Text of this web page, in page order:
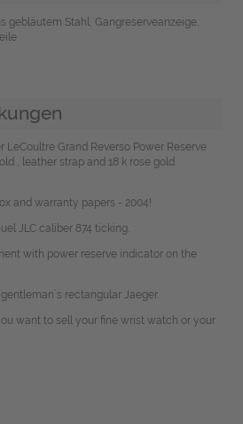
gebläutem Stahl, Gangreserveanzeige,
LeCoultre Grand Reverso Power Reserve
, leather strap and 18 k rose gold
and warranty papers - 2004!
JLC caliber 874 ticking.
with power reserve indicator on the
rectangular Jaeger.
want to sell your fine wrist watch or your